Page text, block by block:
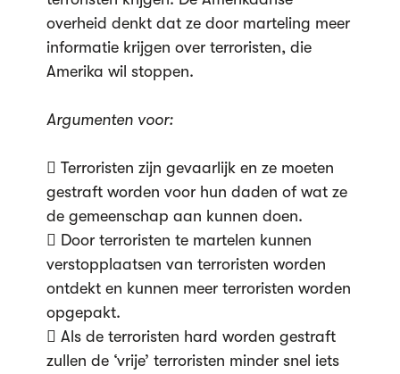
overheid denkt dat ze door marteling meer
informatie krijgen over terroristen, die
Amerika wil stoppen.
Argumenten voor:
 Terroristen zijn gevaarlijk en ze moeten
gestraft worden voor hun daden of wat ze
de gemeenschap aan kunnen doen.
 Door terroristen te martelen kunnen
verstopplaatsen van terroristen worden
ontdekt en kunnen meer terroristen worden
opgepakt.
 Als de terroristen hard worden gestraft
zullen de ‘vrije’ terroristen minder snel iets